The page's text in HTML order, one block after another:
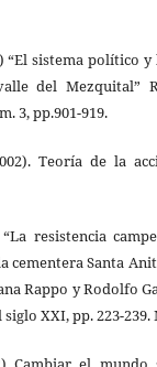
“El sistema político
del Mezquital”
3, pp.901-919.
Teoría de la
resistencia
cementera Santa
Rappo y Rodolfo
XXI, pp. 223-239.